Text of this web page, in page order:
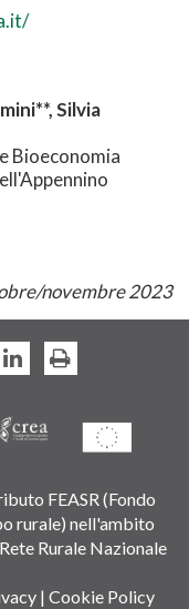
Silvia
Bioeconomia
novembre 2023
FEASR (Fondo
rurale) nell'ambito
Rurale Nazionale
| Cookie Policy